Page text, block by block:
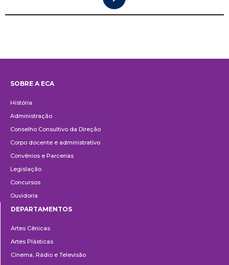
SOBRE A ECA
História
Administração
Conselho Consultivo da Direção
Corpo docente e administrativo
Convênios e Parcerias
Legislação
Concursos
Ouvidoria
DEPARTAMENTOS
Artes Cênicas
Artes Plásticas
Cinema, Rádio e Televisão